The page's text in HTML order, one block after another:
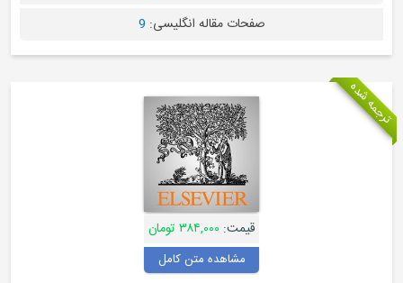
صفحات مقاله انگلیسی:9
شده
قیمت:۳۸۴,۰۰۰ تومان
مشاهده متن کامل